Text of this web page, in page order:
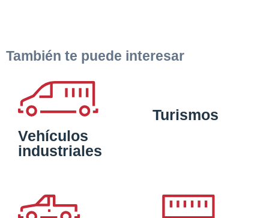
También te puede interesar
Vehículos
industriales
Turismos